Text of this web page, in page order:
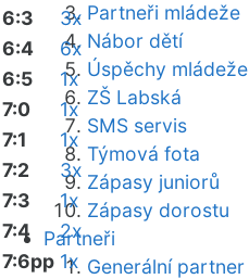
Partneři mládeže
Nábor dětí
Úspěchy mládeže
ZŠ Labská
SMS servis
Týmová fota
Zápasy juniorů
Zápasy dorostu
Partneři
Generální partner
6:3
3x
6:4
6x
6:5
1x
7:0
1x
7:1
1x
7:2
3x
7:3
1x
7:4
2x
7:6pp 1x